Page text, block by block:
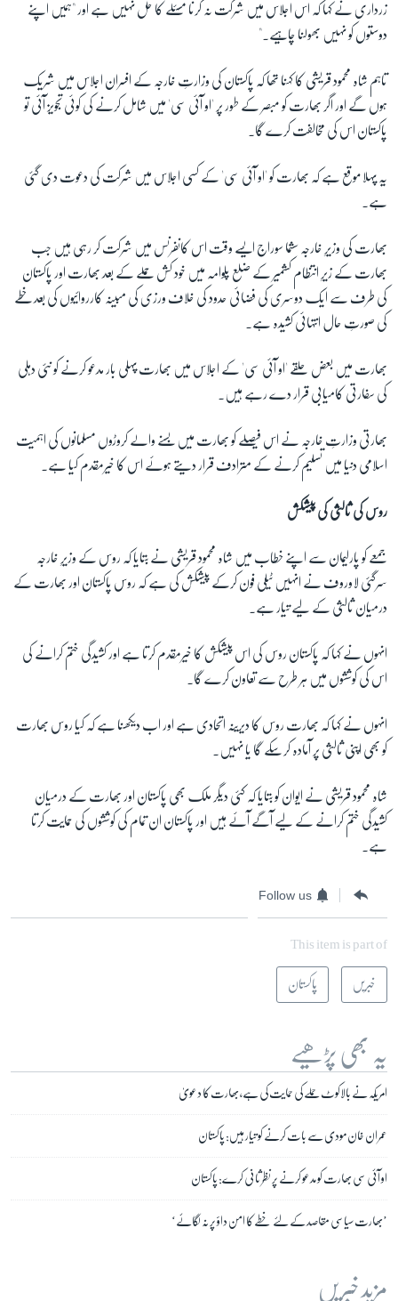
زرداری نے کہا کہ اس اجلاس میں شرکت نہ کرنا مسئلے کا حل نہیں ہے اور "ہمیں اپنے
دوستوں کو نہیں بھولنا چاہیے۔"
تاہم شاہ محمود قریشی کا کہنا تھا کہ پاکستان کی وزارتِ خارجہ کے افسران اجلاس میں شریک
ہوں گے اور اگر بھارت کو مبصر کے طور پر 'او آئی سی' میں شامل کرنے کی کوئی تجویز آئی تو
پاکستان اس کی مخالفت کرے گا۔
یہ پہلا موقع ہے کہ بھارت کو 'او آئی سی' کے کسی اجلاس میں شرکت کی دعوت دی گئی
ہے۔
بھارت کی وزیرِ خارجہ سشما سوراج ایسے وقت اس کانفرنس میں شرکت کر رہی ہیں جب
بھارت کے زیرِ انتظام کشمیر کے ضلع پلوامہ میں خود کش حملے کے بعد بھارت اور پاکستان
کی طرف سے ایک دوسری کی فضائی حدود کی خلاف ورزی کی مبینہ کارروائیوں کی بعد خطے
کی صورتِ حال انتہائی کشیدہ ہے۔
بھارت میں بعض حلقے 'او آئی سی' کے اجلاس میں بھارت پہلی بار مدعو کرنے کو نئی دہلی
کی سفارتی کامیابی قرار دے رہے ہیں۔
بھارتی وزارتِ خارجہ نے اس فیصلے کو بھارت میں بسنے والے کروڑوں مسلمانوں کی اہمیت
اسلامی دنیا میں تسلیم کرنے کے مترادف قرار دیتے ہوئے اس کا خیرمقدم کیا ہے۔
روس کی ثالثی کی پیشکش
جمعے کو پارلیمان سے اپنے خطاب میں شاہ محمود قریشی نے بتایا کہ روس کے وزیرِ خارجہ
سرگئی لاوروف نے انہیں ٹیلی فون کرکے پیشکش کی ہے کہ روس پاکستان اور بھارت کے
درمیان ثالثی کے لیے تیار ہے۔
انہوں نے کہا کہ پاکستان روس کی اس پیشکش کا خیرمقدم کرتا ہے اور کشیدگی ختم کرانے کی
اس کی کوششوں میں ہر طرح سے تعاون کرے گا۔
انہوں نے کہا کہ بھارت روس کا دیرینہ اتحادی ہے اور اب دیکھنا ہے کہ کیا روس بھارت
کو بھی اپنی ثالثی پر آمادہ کرسکے گا یا نہیں۔
شاہ محمود قریشی نے ایوان کو بتایا کہ کئی دیگر ملک بھی پاکستان اور بھارت کے درمیان
کشیدگی ختم کرانے کے لیے آگے آئے ہیں اور پاکستان ان تمام کی کوششوں کی حمایت کرتا
ہے۔
Follow us
This item is part of
خبریں پاکستان
یہ بھی پڑھیے
امریکہ نے بالاکوٹ حملے کی حمایت کی ہے، بھارت کا دعویٰ
عمران خان مودی سے بات کرنے کو تیار ہیں: پاکستان
او آئی سی بھارت کو مدعو کرنے پر نظر ثانی کرے: پاکستان
’بھارت سیاسی مقاصد کے لئے خطے کا امن داؤ پر نہ لگائے‘
مزید خبریں